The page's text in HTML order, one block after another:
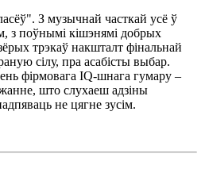
З музычнай часткай усё ў
з поўнымі кішэнямі добрых
трэкаў накшталт фінальнай
сілу, пра асабісты выбар.
фірмовага IQ-шнага гумару –
што слухаеш адзіны
не цягне зусім.